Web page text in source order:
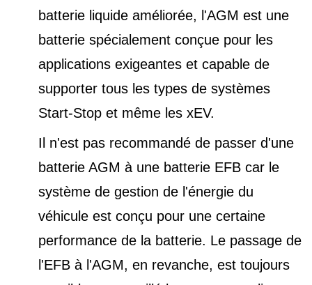
batterie liquide améliorée, l'AGM est une
batterie spécialement conçue pour les
applications exigeantes et capable de
supporter tous les types de systèmes
Start-Stop et même les xEV.
Il n'est pas recommandé de passer d'une
batterie AGM à une batterie EFB car le
système de gestion de l'énergie du
véhicule est conçu pour une certaine
performance de la batterie. Le passage de
l'EFB à l'AGM, en revanche, est toujours